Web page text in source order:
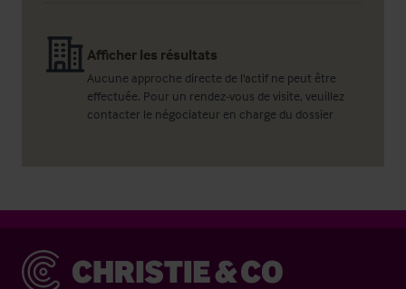
Afficher les résultats
Aucune approche directe de l'actif ne peut être
effectuée. Pour un rendez-vous de visite, veuillez
contacter le négociateur en charge du dossier
Christie & Co